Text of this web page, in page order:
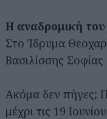
Η αναδρομική
Στο Ίδρυμα
Βασιλίσσης
Ακόμα δεν πήγες;
μέχρι τις 19